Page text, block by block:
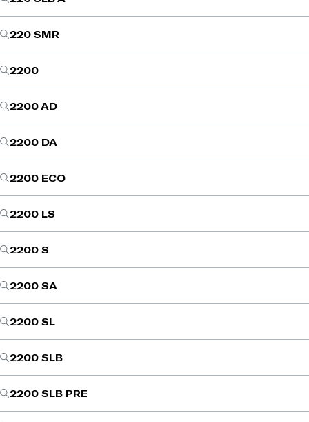
220 SMR
2200
2200 AD
2200 DA
2200 ECO
2200 LS
2200 S
2200 SA
2200 SL
2200 SLB
2200 SLB PRE